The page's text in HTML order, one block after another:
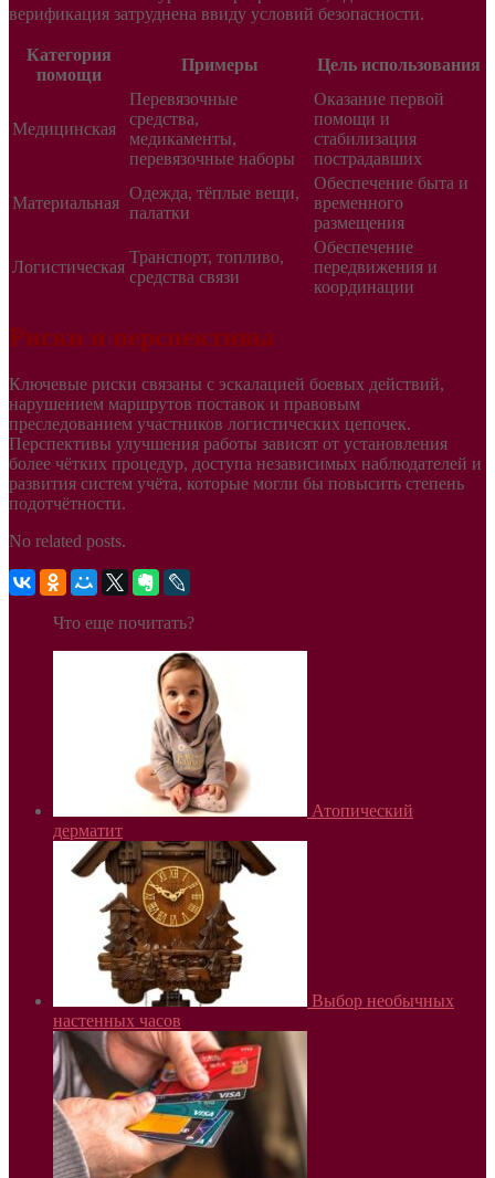
верификация затруднена ввиду условий безопасности.
Категория
помощи
Примеры Цель использования
Медицинская
Перевязочные
средства,
медикаменты,
перевязочные наборы
Оказание первой
помощи и
стабилизация
пострадавших
Материальная
Одежда, тёплые вещи,
палатки
Обеспечение быта и
временного
размещения
Логистическая
Транспорт, топливо,
средства связи
Обеспечение
передвижения и
координации
Риски и перспективы
Ключевые риски связаны с эскалацией боевых действий,
нарушением маршрутов поставок и правовым
преследованием участников логистических цепочек.
Перспективы улучшения работы зависят от установления
более чётких процедур, доступа независимых наблюдателей и
развития систем учёта, которые могли бы повысить степень
подотчётности.
No related posts.
Что еще почитать?
Атопический
дерматит
Выбор необычных
настенных часов